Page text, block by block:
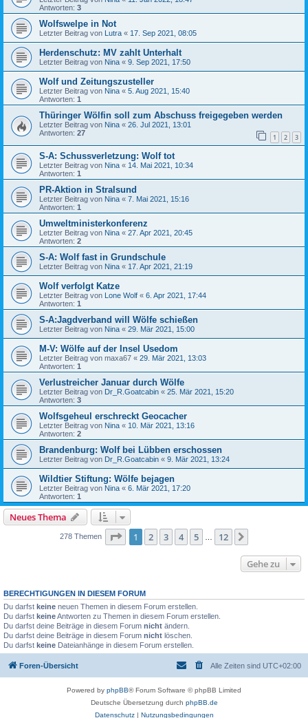
Antworten: 3
Wolfswelpe in Not
Letzter Beitrag von Lutra « 17. Sep 2021, 08:05
Herdenschutz: MV zahlt Unterhalt
Letzter Beitrag von Nina « 9. Sep 2021, 17:50
Wolf und Zeitungszusteller
Letzter Beitrag von Nina « 5. Aug 2021, 15:40
Antworten: 1
Thüringer Wölfin soll zum Abschuss freigegeben werden
Letzter Beitrag von Nina « 26. Jul 2021, 13:01
Antworten: 27 1 2 3
S-A: Schussverletzung: Wolf tot
Letzter Beitrag von Nina « 14. Mai 2021, 10:34
Antworten: 1
PR-Aktion in Stralsund
Letzter Beitrag von Nina « 7. Mai 2021, 15:16
Antworten: 1
Umweltministerkonferenz
Letzter Beitrag von Nina « 27. Apr 2021, 20:45
Antworten: 2
S-A: Wolf fast in Grundschule
Letzter Beitrag von Nina « 17. Apr 2021, 21:19
Wolf verfolgt Katze
Letzter Beitrag von Lone Wolf « 6. Apr 2021, 17:44
Antworten: 1
S-A:Jagdverband will Wölfe schießen
Letzter Beitrag von Nina « 29. Mär 2021, 15:00
M-V: Wölfe auf der Insel Usedom
Letzter Beitrag von maxa67 « 29. Mär 2021, 13:03
Antworten: 1
Verlustreicher Januar durch Wölfe
Letzter Beitrag von Dr_R.Goatcabin « 25. Mär 2021, 15:20
Antworten: 3
Wolfsgeheul erschreckt Geocacher
Letzter Beitrag von Nina « 10. Mär 2021, 13:16
Antworten: 2
Brandenburg: Wolf bei Lübben erschossen
Letzter Beitrag von Dr_R.Goatcabin « 9. Mär 2021, 13:24
Wildtier Stiftung: Wölfe bejagen
Letzter Beitrag von Nina « 6. Mär 2021, 17:20
Antworten: 1
Neues Thema
278 Themen Seite 1von 12
1 2 3 4 5 12
Gehe zu
BERECHTIGUNGEN IN DIESEM FORUM
Du darfst keine neuen Themen in diesem Forum erstellen.
Du darfst keineAntworten zu Themen in diesem Forum erstellen.
Du darfst deine Beiträge in diesem Forum nicht ändern.
Du darfst deine Beiträge in diesem Forum nicht löschen.
Du darfst keine Dateianhänge in diesem Forum erstellen.
Foren-Übersicht Alle Zeiten sind UTC+02:00
Powered by phpBB® Forum Software © phpBB Limited
Deutsche Übersetzung durch phpBB.de
Datenschutz| Nutzungsbedingungen